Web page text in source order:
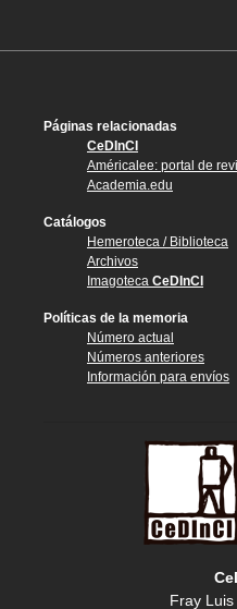
Páginas relacionadas
CeDInCI
Américalee: portal de
Academia.edu
Catálogos
Hemeroteca / Biblioteca
Archivos
Imagoteca CeDInCI
Políticas de la memoria
Número actual
Números anteriores
Información para envíos
Fray